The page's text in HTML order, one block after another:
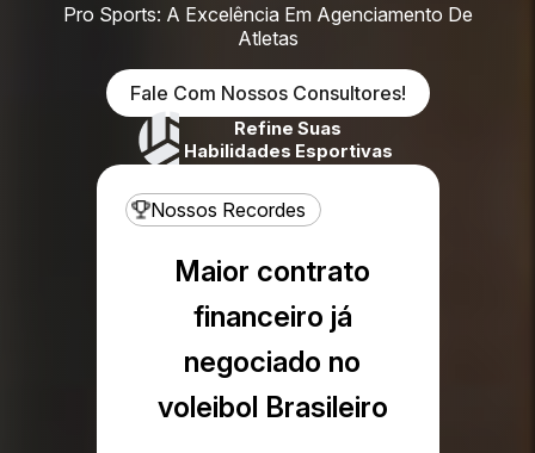
Pro Sports: A Excelência Em Agenciamento De
Atletas
Fale Com Nossos Consultores!
Refine Suas
Habilidades Esportivas
Nossos Recordes
Maior contrato
financeiro já
negociado no
voleibol Brasileiro